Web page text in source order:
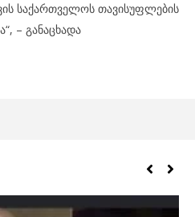
საქართველოს თავისუფლების
– განაცხადა